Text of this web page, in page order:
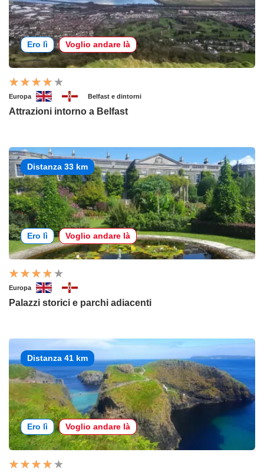
Ero lì Voglio andare là
Europa Belfast e dintorni
Attrazioni intorno a Belfast
Distanza 33 km
Ero lì Voglio andare là
Europa
Palazzi storici e parchi adiacenti
Distanza 41 km
Ero lì Voglio andare là